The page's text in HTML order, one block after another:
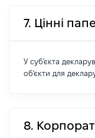
7. Цінні
У суб'єкта
об'єкти для
8.